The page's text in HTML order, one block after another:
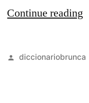
Continue reading
diccionariobrunca